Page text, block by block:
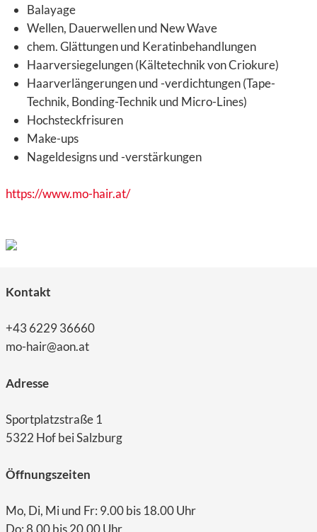
Balayage
Wellen, Dauerwellen und New Wave
chem. Glättungen und Keratinbehandlungen
Haarversiegelungen (Kältetechnik von Criokure)
Haarverlängerungen und -verdichtungen (Tape-
Technik, Bonding-Technik und Micro-Lines)
Hochsteckfrisuren
Make-ups
Nageldesigns und -verstärkungen
https://www.mo-hair.at/
Kontakt
+43 6229 36660
mo-hair@aon.at
Adresse
Sportplatzstraße 1
5322 Hof bei Salzburg
Öffnungszeiten
Mo, Di, Mi und Fr: 9.00 bis 18.00 Uhr
Do: 8.00 bis 20.00 Uhr